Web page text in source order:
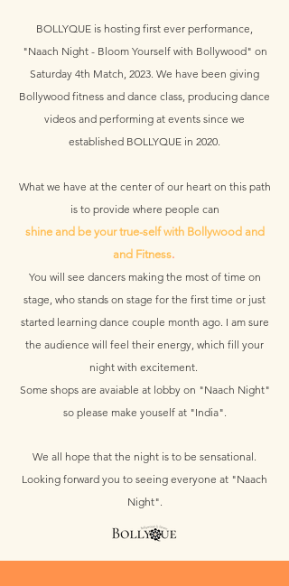
BOLLYQUE is hosting first ever performance,
"Naach Night - Bloom Yourself with Bollywood" on
Saturday 4th Match, 2023. We have been giving
Bollywood fitness and dance class, producing dance
videos and performing at events since we
established BOLLYQUE in 2020.
What we have at the center of our heart on this path
is to provide where people can
shine and be your true-self with Bollywood and
and Fitness.
You will see dancers making the most of time on
stage, who stands on stage for the first time or just
started learning dance couple month ago. I am sure
the audience will feel their energy, which fill your
night with excitement.
Some shops are avaiable at lobby on "Naach Night"
so please make youself at "India".
We all hope that the night is to be sensational.
Looking forward you to seeing everyone at "Naach
Night".